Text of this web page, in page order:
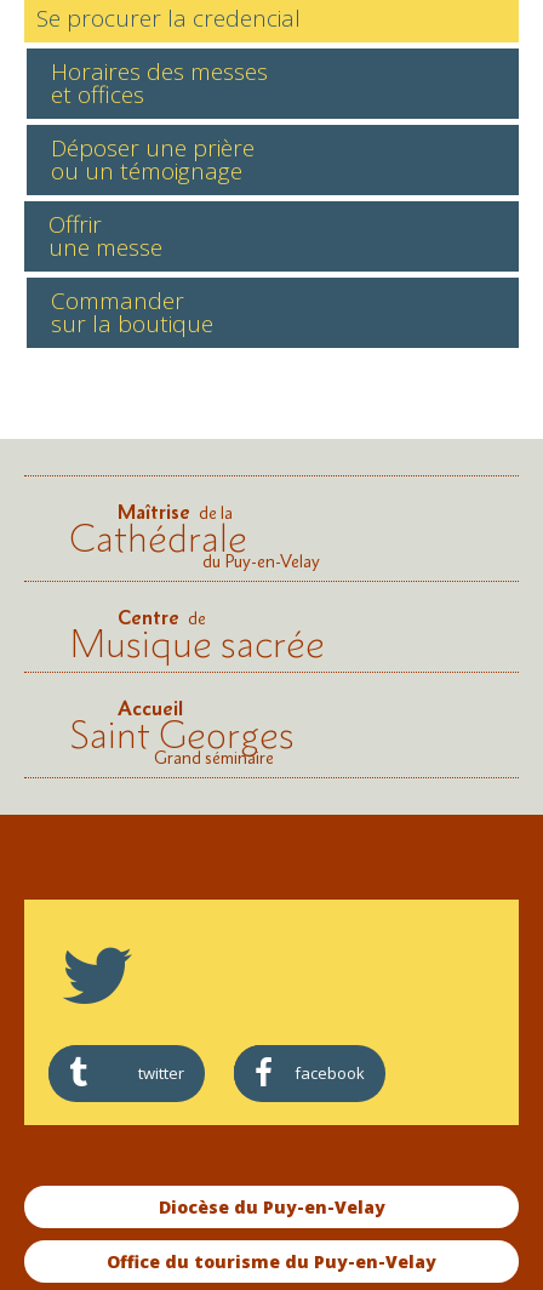
Se procurer la credencial
Horaires des messes
et offices
Déposer une prière
ou un témoignage
Offrir
une messe
Commander
sur la boutique
Maîtrise de la
Cathédraledu Puy-en-Velay
Centre de
Musique sacrée
Accueil
Saint Georges
Grand séminaire
twitter facebook
Diocèse du Puy-en-Velay
Office du tourisme du Puy-en-Velay